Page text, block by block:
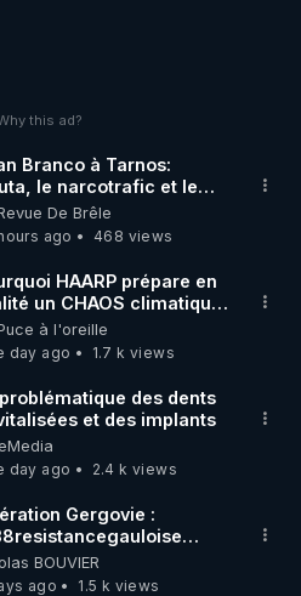
this ad?
Branco à Tarnos:
le narcotrafic et le
en France
De Brêle
ago
468 views
HAARP prépare en
un CHAOS climatique,
à l'oreille
day ago
1.7 k views
des dents
et des implants
day ago
2.4 k views
Gergovie :
‪@gladysriifard5710‬ Laëtitia
BOUVIER
ago
1.5 k views